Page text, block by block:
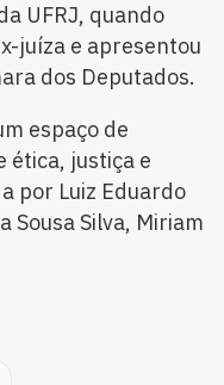
UFRJ, quando
juíza e apresentou
dos Deputados.
espaço de
ética, justiça e
por Luiz Eduardo
Sousa Silva, Miriam